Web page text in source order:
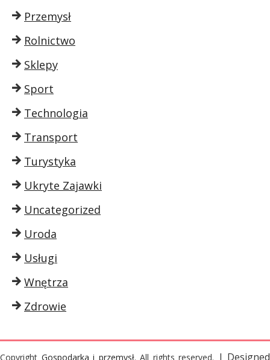
Przemysł
Rolnictwo
Sklepy
Sport
Technologia
Transport
Turystyka
Ukryte Zajawki
Uncategorized
Uroda
Usługi
Wnętrza
Zdrowie
Copyright Gospodarka i przemysł. All rights reserved. | Designed